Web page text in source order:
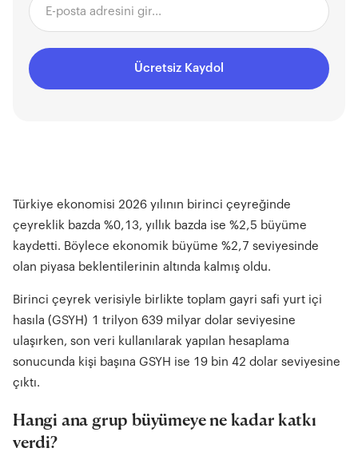
Ücretsiz Kaydol
Türkiye ekonomisi 2026 yılının birinci çeyreğinde
çeyreklik bazda %0,13, yıllık bazda ise %2,5 büyüme
kaydetti. Böylece ekonomik büyüme %2,7 seviyesinde
olan piyasa beklentilerinin altında kalmış oldu.
Birinci çeyrek verisiyle birlikte toplam gayri safi yurt içi
hasıla (GSYH) 1 trilyon 639 milyar dolar seviyesine
ulaşırken, son veri kullanılarak yapılan hesaplama
sonucunda kişi başına GSYH ise 19 bin 42 dolar seviyesine
çıktı.
Hangi ana grup büyümeye ne kadar katkı
verdi?